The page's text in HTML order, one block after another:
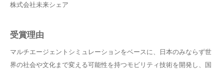
株式会社未来シェア
受賞理由
マルチエージェントシミュレーションをベースに、⽇本のみならず世
界の社会や⽂化まで変える可能性を持つモビリティ技術を開発し、国